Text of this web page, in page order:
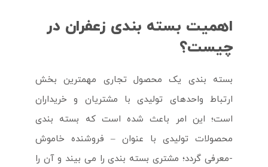
اهمیت بسته بندی زعفران در
چیست؟
بسته بندی یک محصول تجاری مهمترین بخش
ارتباط واحدهای تولیدی با مشتریان و خریداران
است؛ این امر باعث شده است که بسته بندی
محصولات تولیدی با عنوان – فروشنده خاموش
-معرفی گردد؛ مشتری بسته بندی را می بیند و آن را